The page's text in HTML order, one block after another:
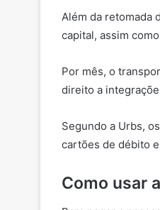
Além da retomada
capital, assim
Por mês, o
direito a
Segundo a Urbs,
cartões de débito
Como usar